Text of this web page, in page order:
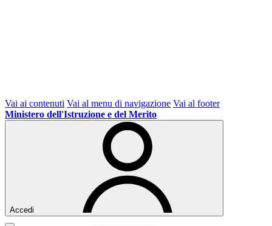
Vai ai contenuti Vai al menu di navigazione Vai al footer
Ministero dell'Istruzione e del Merito
Accedi